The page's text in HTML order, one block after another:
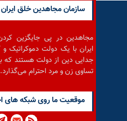
سازمان مجاهدین خلق ایران
مجاهدین در پی جایگزین
ایران با یک دولت دموکراتیک و
جدایی دین از دولت هستند که
تساوی زن و مرد احترام می‌گذارد.
موقعيت ما روى شبكه هاى